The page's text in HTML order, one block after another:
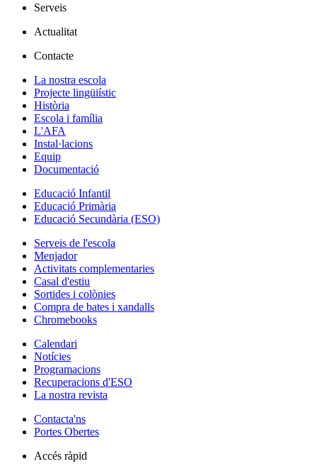
Serveis
Actualitat
Contacte
La nostra escola
Projecte lingüiístic
Història
Escola i família
L'AFA
Instal·lacions
Equip
Documentació
Educació Infantil
Educació Primària
Educació Secundària (ESO)
Serveis de l'escola
Menjador
Activitats complementaries
Casal d'estiu
Sortides i colònies
Compra de bates i xandalls
Chromebooks
Calendari
Notícies
Programacions
Recuperacions d'ESO
La nostra revista
Contacta'ns
Portes Obertes
Accés ràpid